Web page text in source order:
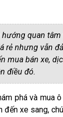
quan
nhưng vẫn
bán xe,
điều đó.
phá và mua
đến xe sang,